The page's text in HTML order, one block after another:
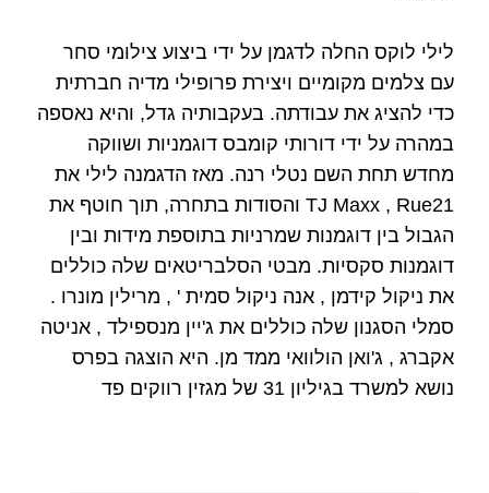
לילי לוקס החלה לדגמן על ידי ביצוע צילומי סחר
עם צלמים מקומיים ויצירת פרופילי מדיה חברתית
כדי להציג את עבודתה. בעקבותיה גדל, והיא נאספה
במהרה על ידי דורותי קומבס דוגמניות ושווקה
מחדש תחת השם נטלי רנה. מאז הדגמנה לילי את
TJ Maxx , Rue21 והסודות בתחרה, תוך חוטף את
הגבול בין דוגמנות שמרניות בתוספת מידות ובין
דוגמנות סקסיות. מבטי הסלבריטאים שלה כוללים
את ניקול קידמן , אנה ניקול סמית ' , מרילין מונרו .
סמלי הסגנון שלה כוללים את ג'יין מנספילד , אניטה
אקברג , ג'ואן הולוואי ממד מן. היא הוצגה בפרס
נושא למשרד בגיליון 31 של מגזין רווקים פד